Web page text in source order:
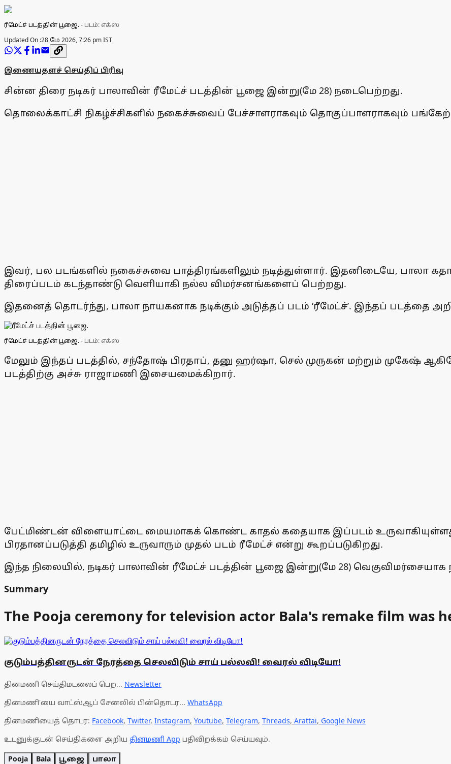
ரீமேட்ச் படத்தின் பூஜை.- படம்: எக்ஸ்
Updated On :28 மே 2026, 7:26 pm IST
இணையதளச் செய்திப் பிரிவு
சின்ன திரை நடிகர் பாலாவின் ரீமேட்ச் படத்தின் பூஜை இன்று(மே 28) நடைபெற்றது.
தொலைக்காட்சி நிகழ்ச்சிகளில் நகைச்சுவைப் பேச்சாளராகவும் தொகுப்பாளராகவும்
இவர், பல படங்களில் நகைச்சுவை பாத்திரங்களிலும் நடித்துள்ளார். இதனிடையே, பாலா
திரைப்படம் கடந்தாண்டு வெளியாகி நல்ல விமர்சனங்களைப் பெற்றது.
இதனைத் தொடர்ந்து, பாலா நாயகனாக நடிக்கும் அடுத்தப் படம் ‘ரீமேட்ச்’. இந்தப் படத்தை
ரீமேட்ச் படத்தின் பூஜை.- படம்: எக்ஸ்
மேலும் இந்தப் படத்தில், சந்தோஷ் பிரதாப், தனு ஹர்ஷா, செல் முருகன் மற்றும் முகேஷ்
படத்திற்கு அச்சு ராஜாமணி இசையமைக்கிறார்.
பேட்மிண்டன் விளையாட்டை மையமாகக் கொண்ட காதல் கதையாக இப்படம்
பிரதானப்படுத்தி தமிழில் உருவாரும் முதல் படம் ரீமேட்ச் என்று கூறப்படுகிறது.
இந்த நிலையில், நடிகர் பாலாவின் ரீமேட்ச் படத்தின் பூஜை இன்று(மே 28)
Summary
The Pooja ceremony for television actor Bala's remake film was
குடும்பத்தினருடன் நேரத்தை செலவிடும் சாய் பல்லவி! வைரல் விடியோ!
தினமணி செய்திமடலைப் பெற... Newsletter
தினமணி'யை வாட்ஸ்ஆப் சேனலில் பின்தொடர... WhatsApp
தினமணியைத் தொடர: Facebook, Twitter, Instagram, Youtube, Telegram, Threads, Arattai, Google News
உடனுக்குடன் செய்திகளை அறிய தினமணி App பதிவிறக்கம் செய்யவும்.
Pooja Bala பூஜை பாலா